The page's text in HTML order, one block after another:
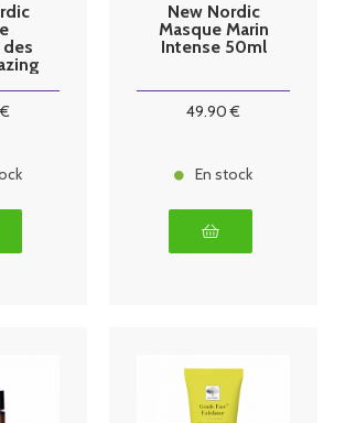
€
New Nordic
Masque Marin
Intense 50ml
49.90 €
En stock